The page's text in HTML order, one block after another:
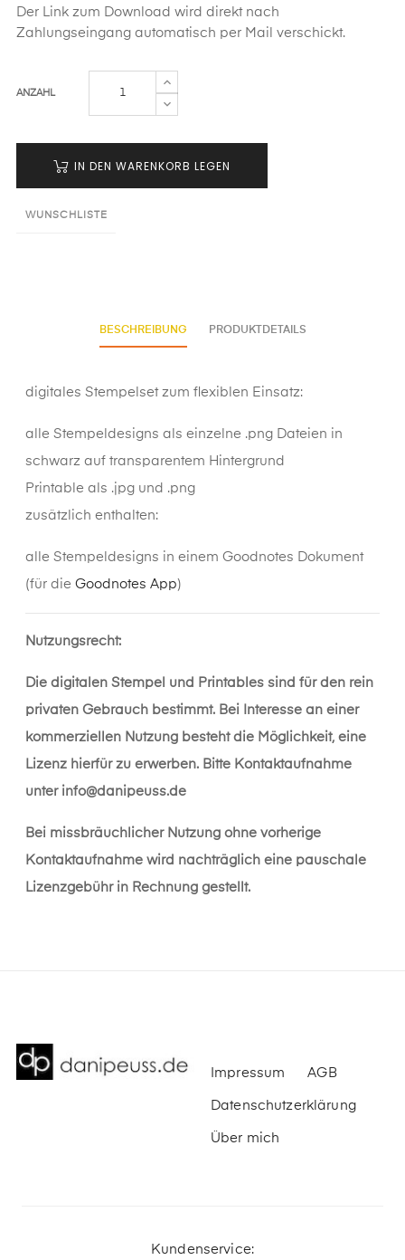
Der Link zum Download wird direkt nach
Zahlungseingang automatisch per Mail verschickt.
ANZAHL
IN DEN WARENKORB LEGEN
WUNSCHLISTE
BESCHREIBUNG PRODUKTDETAILS
digitales Stempelset zum flexiblen Einsatz:
alle Stempeldesigns als einzelne .png Dateien in
schwarz auf transparentem Hintergrund
Printable als .jpg und .png
zusätzlich enthalten:
alle Stempeldesigns in einem Goodnotes Dokument
(für die Goodnotes App)
Nutzungsrecht:
Die digitalen Stempel und Printables sind für den rein
privaten Gebrauch bestimmt. Bei Interesse an einer
kommerziellen Nutzung besteht die Möglichkeit, eine
Lizenz hierfür zu erwerben. Bitte Kontaktaufnahme
unter info@danipeuss.de
Bei missbräuchlicher Nutzung ohne vorherige
Kontaktaufnahme wird nachträglich eine pauschale
Lizenzgebühr in Rechnung gestellt.
Impressum AGB
Datenschutzerklärung
Über mich
Kundenservice: